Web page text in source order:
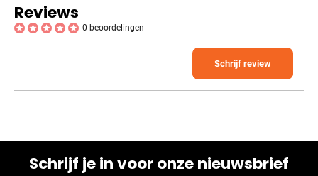
Reviews
0 beoordelingen
Schrijf review
Schrijf je in voor onze nieuwsbrief